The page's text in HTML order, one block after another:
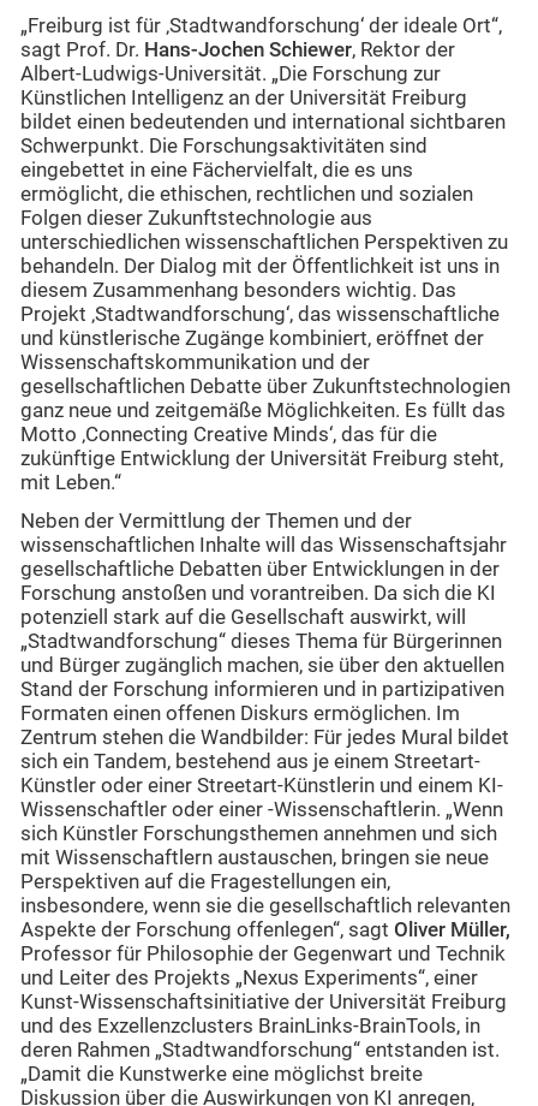
„Freiburg ist für ‚Stadtwandforschung‘ der ideale Ort“,
sagt Prof. Dr. Hans-Jochen Schiewer, Rektor der
Albert-Ludwigs-Universität. „Die Forschung zur
Künstlichen Intelligenz an der Universität Freiburg
bildet einen bedeutenden und international sichtbaren
Schwerpunkt. Die Forschungsaktivitäten sind
eingebettet in eine Fächervielfalt, die es uns
ermöglicht, die ethischen, rechtlichen und sozialen
Folgen dieser Zukunftstechnologie aus
unterschiedlichen wissenschaftlichen Perspektiven zu
behandeln. Der Dialog mit der Öffentlichkeit ist uns in
diesem Zusammenhang besonders wichtig. Das
Projekt ‚Stadtwandforschung‘, das wissenschaftliche
und künstlerische Zugänge kombiniert, eröffnet der
Wissenschaftskommunikation und der
gesellschaftlichen Debatte über Zukunftstechnologien
ganz neue und zeitgemäße Möglichkeiten. Es füllt das
Motto ‚Connecting Creative Minds‘, das für die
zukünftige Entwicklung der Universität Freiburg steht,
mit Leben.“
Neben der Vermittlung der Themen und der
wissenschaftlichen Inhalte will das Wissenschaftsjahr
gesellschaftliche Debatten über Entwicklungen in der
Forschung anstoßen und vorantreiben. Da sich die KI
potenziell stark auf die Gesellschaft auswirkt, will
„Stadtwandforschung“ dieses Thema für Bürgerinnen
und Bürger zugänglich machen, sie über den aktuellen
Stand der Forschung informieren und in partizipativen
Formaten einen offenen Diskurs ermöglichen. Im
Zentrum stehen die Wandbilder: Für jedes Mural bildet
sich ein Tandem, bestehend aus je einem Streetart-
Künstler oder einer Streetart-Künstlerin und einem KI-
Wissenschaftler oder einer -Wissenschaftlerin. „Wenn
sich Künstler Forschungsthemen annehmen und sich
mit Wissenschaftlern austauschen, bringen sie neue
Perspektiven auf die Fragestellungen ein,
insbesondere, wenn sie die gesellschaftlich relevanten
Aspekte der Forschung offenlegen“, sagt Oliver Müller,
Professor für Philosophie der Gegenwart und Technik
und Leiter des Projekts „Nexus Experiments“, einer
Kunst-Wissenschaftsinitiative der Universität Freiburg
und des Exzellenzclusters BrainLinks-BrainTools, in
deren Rahmen „Stadtwandforschung“ entstanden ist.
„Damit die Kunstwerke eine möglichst breite
Diskussion über die Auswirkungen von KI anregen,